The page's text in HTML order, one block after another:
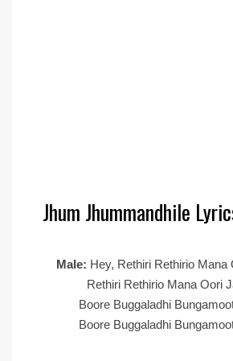
Jhum Jhummandhile
Male: Hey, Rethiri Rethirio Mana
Rethiri Rethirio Mana Oori
Boore Buggaladhi
Boore Buggaladhi